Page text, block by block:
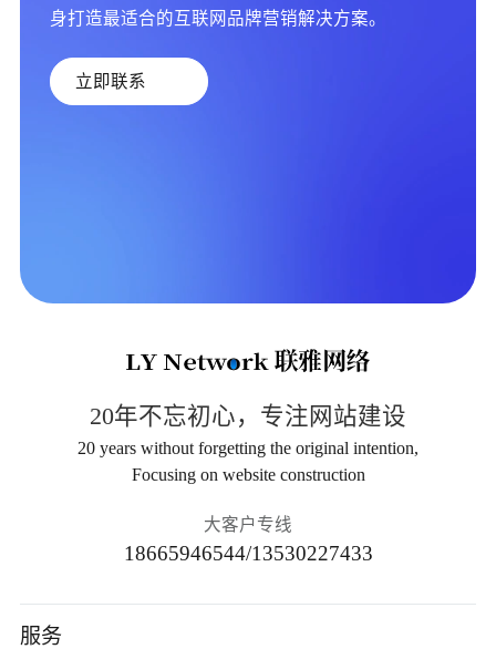
身打造最适合的互联网品牌营销解决方案。
立即联系
20年不忘初心，专注网站建设
20 years without forgetting the original intention,
Focusing on website construction
大客户专线
18665946544/13530227433
服务